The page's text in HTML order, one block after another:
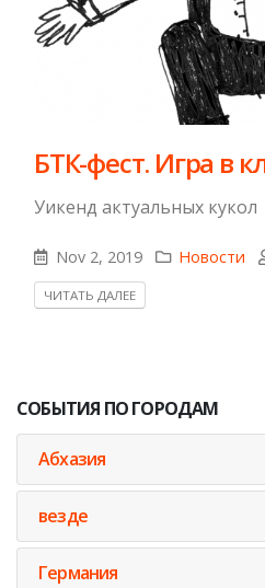
БТК-фест. Игра в
Уикенд актуальных кукол
Nov 2, 2019 Новости
ЧИТАТЬ ДАЛЕЕ
СОБЫТИЯ ПО ГОРОДАМ
Абхазия
везде
Германия